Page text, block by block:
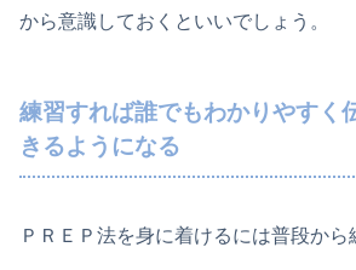
から意識しておくといいでしょう。
練習すれば誰でもわかりやすく
きるようになる
ＰＲＥＰ法を身に着けるには普段から